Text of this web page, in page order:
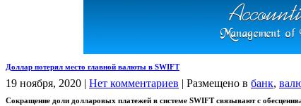
Доллар потерял место главной валюты в SWIFT
19 ноября, 2020 | Нет комментариев | Размещено в банк,
Сокращение доли долларовых платежей в системе SWIFT связывают с